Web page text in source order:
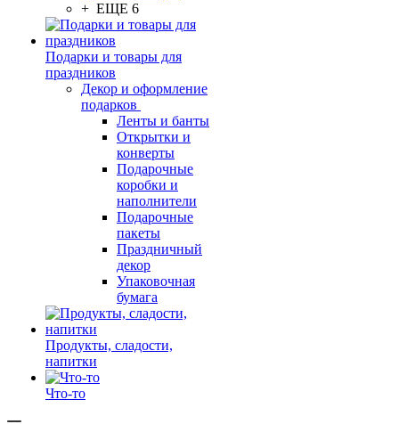
+ ЕЩЕ 6
Подарки и товары для
праздников
Декор и оформление
подарков
Ленты и банты
Открытки и
конверты
Подарочные
коробки и
наполнители
Подарочные
пакеты
Праздничный
декор
Упаковочная
бумага
Продукты, сладости,
напитки
Что-то